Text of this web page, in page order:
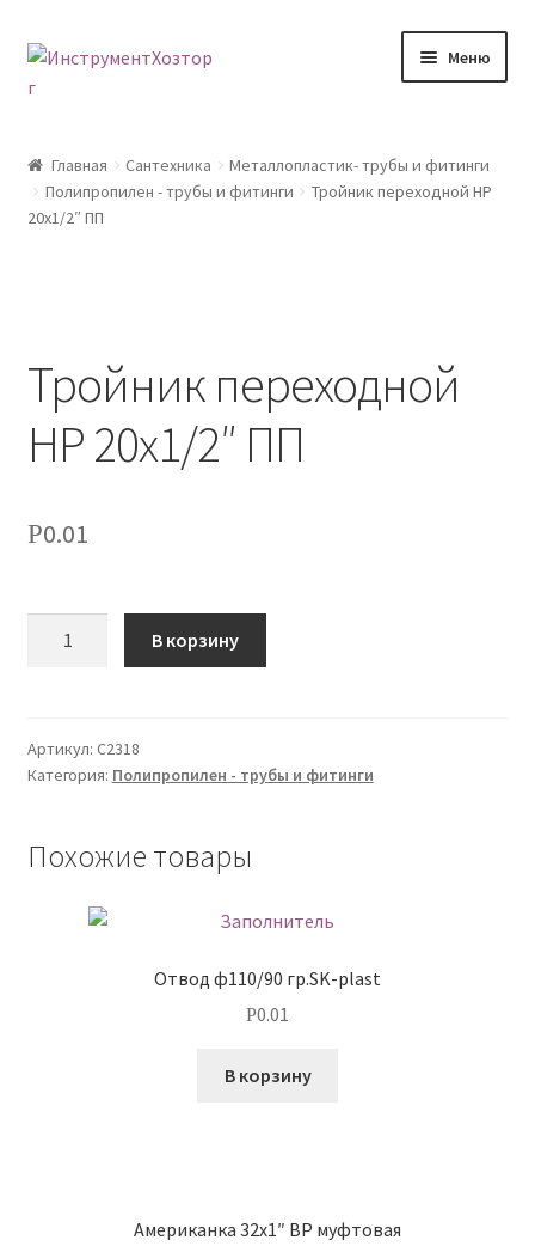
Перейти
Перейти
Меню
Возврат товара
Контакты
Корзина
Оплата
Оформление заказа
Главная Сантехника
Металлопластик- трубы и фитинги
Полипропилен - трубы и фитинги
Тройник переходной НР
20х1/2″ ПП
Тройник переходной
НР 20х1/2″ ПП
Р0.01
В корзину
Артикул: С2318
Категория: Полипропилен - трубы и фитинги
Похожие товары
Отвод ф110/90 гр.SK-plast
Р0.01
В корзину
Американка 32х1″ ВР муфтовая